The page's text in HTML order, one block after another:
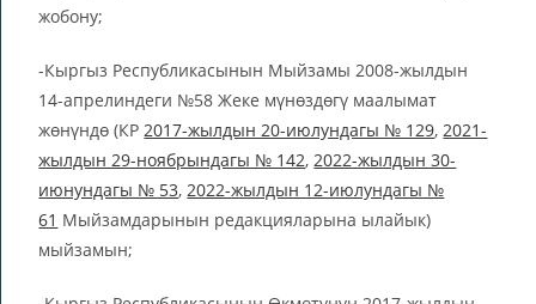
жобону;
-Кыргыз Республикасынын Мыйзамы 2008-жылдын
14-апрелиндеги №58 Жеке мүнөздөгү маалымат
жөнүндө (КР2017-жылдын 20-июлундагы № 129,2021-
жылдын 29-ноябрындагы № 142,2022-жылдын 30-
июнундагы № 53,2022-жылдын 12-июлундагы №
61 Мыйзамдарынын редакцияларына ылайык)
мыйзамын;